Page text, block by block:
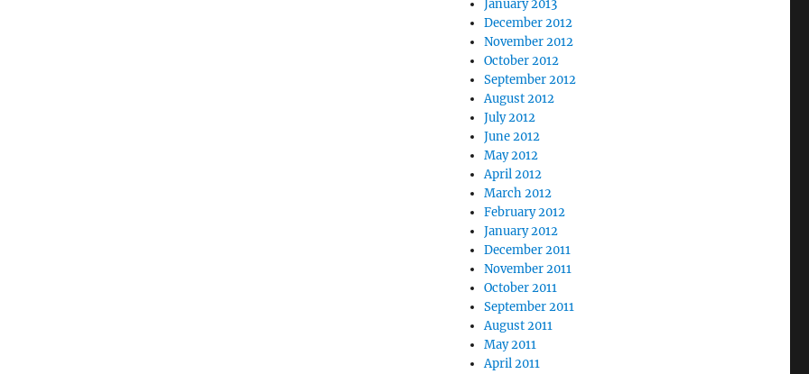
January 2013
December 2012
November 2012
October 2012
September 2012
August 2012
July 2012
June 2012
May 2012
April 2012
March 2012
February 2012
January 2012
December 2011
November 2011
October 2011
September 2011
August 2011
May 2011
April 2011